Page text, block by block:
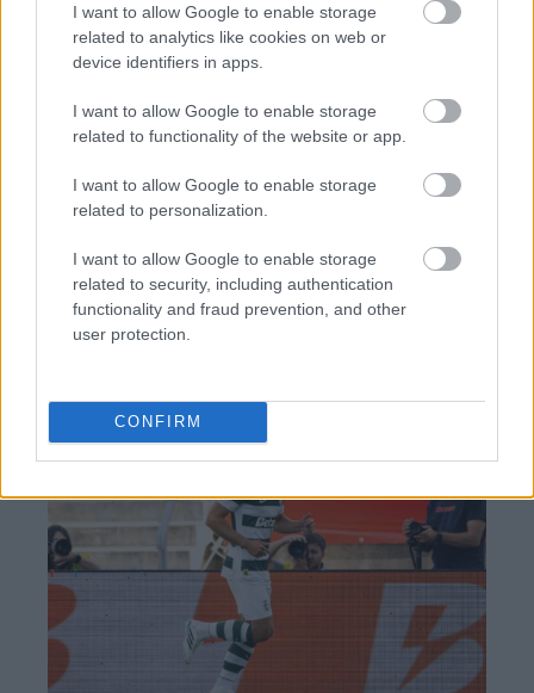
I want to allow Google to enable storage
related to analytics like cookies on web or
device identifiers in apps.
I want to allow Google to enable storage
related to functionality of the website or app.
I want to allow Google to enable storage
related to personalization.
I want to allow Google to enable storage
related to security, including authentication
functionality and fraud prevention, and other
user protection.
CONFIRM
παραλλαγή Κένταυρος
Μετάλλαξη Όμικρον
BEST OFINTERNET